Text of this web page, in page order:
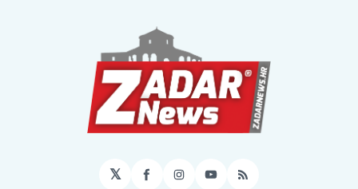
𝕏 Facebook
Instagram
YouTube
RSS